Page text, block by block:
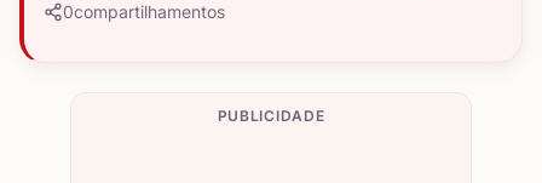
0compartilhamentos
PUBLICIDADE